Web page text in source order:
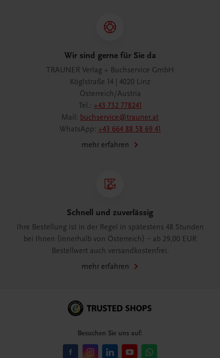
Wir sind gerne für Sie da
TRAUNER Verlag + Buchservice GmbH
Köglstraße 14 | 4020 Linz
Österreich/Austria
Tel.: +43 732 778241
Mail: buchservice@trauner.at
WhatsApp: +43 664 88 58 69 41
mehr erfahren
Schnell und zuverlässig
Ihre Bestellung ist in der Regel in spätestens 48 Stunden
bei Ihnen (innerhalb von Österreich) – ab 29,00 EUR
Bestellwert auch versandkostenfrei.
mehr erfahren
Besuchen Sie uns auf: